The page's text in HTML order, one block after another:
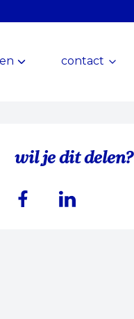
contact
wil je dit delen?